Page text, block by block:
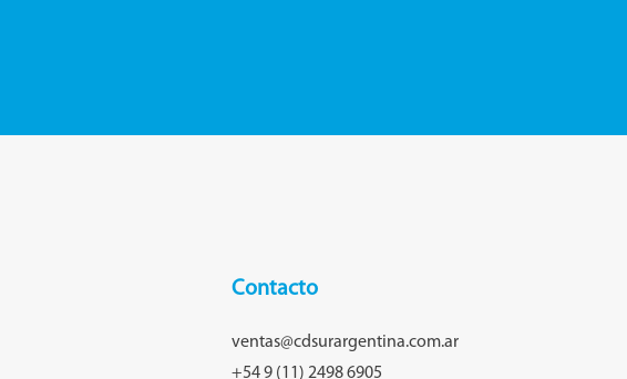
Contacto
ventas@cdsurargentina.com.ar
+54 9 (11) 2498 6905